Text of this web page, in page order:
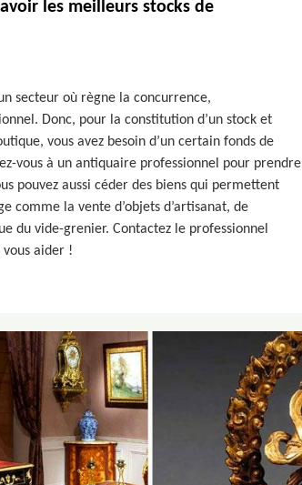
les meilleurs stocks de
secteur où règne la concurrence,
Donc, pour la constitution d’un stock et
vous avez besoin d’un certain fonds de
vous à un antiquaire professionnel pour prendre
pouvez aussi céder des biens qui permettent
comme la vente d’objets d’artisanat, de
du vide-grenier. Contactez le professionnel
aider !